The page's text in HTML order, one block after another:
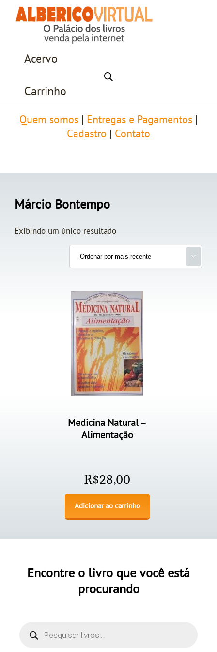
Acervo
Carrinho
Quem somos Entregas e Pagamentos
Cadastro
Contato
Márcio Bontempo
Exibindo um único resultado
Medicina Natural –
Alimentação
R$28,00
Adicionar ao carrinho
Encontre o livro que você está
procurando